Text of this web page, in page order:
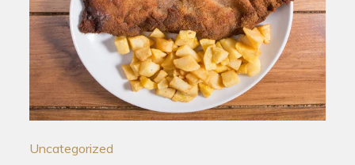
Uncategorized